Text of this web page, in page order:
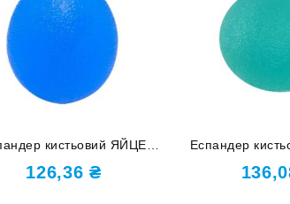
кистьовий ЯЙЦЕ
синій DQ-8211-Blue
126,36₴
Еспандер
блакитний